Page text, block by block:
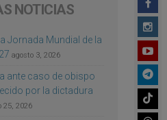
NOTICIAS
Jornada Mundial de la
agosto 3, 2026
ante caso de obispo
por la dictadura
25, 2026